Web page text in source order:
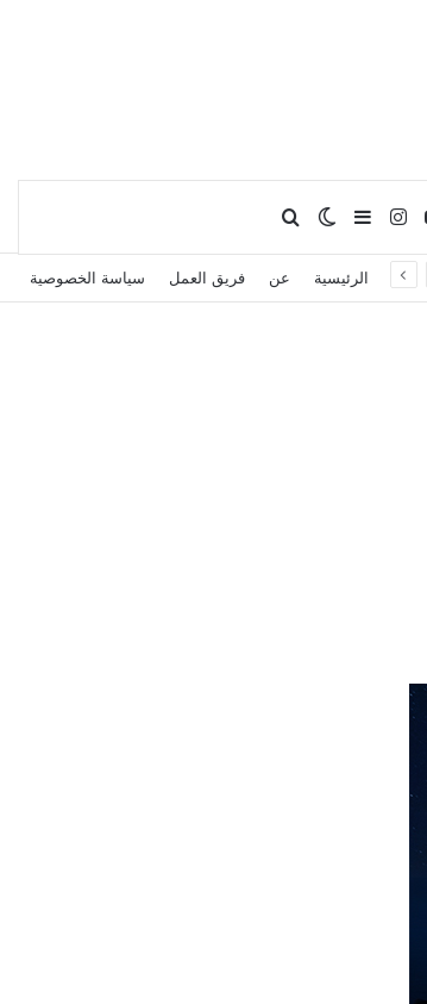
يوتيوبانستقرامإضافة عمود جانبي
الوضع المظلم
بحث عن
الرئيسية عن فريق العمل سياسة الخصوصية